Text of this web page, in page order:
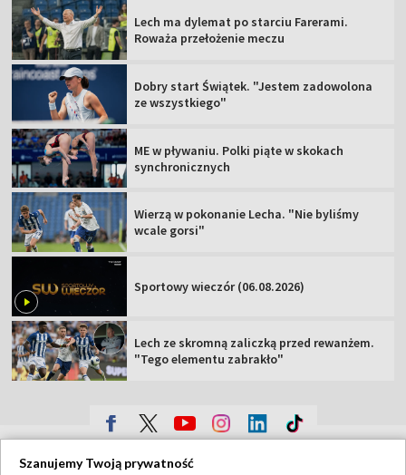
Lech ma dylemat po starciu Farerami.
Roważa przełożenie meczu
Dobry start Świątek. "Jestem zadowolona
ze wszystkiego"
ME w pływaniu. Polki piąte w skokach
synchronicznych
Wierzą w pokonanie Lecha. "Nie byliśmy
wcale gorsi"
Sportowy wieczór (06.08.2026)
Lech ze skromną zaliczką przed rewanżem.
"Tego elementu zabrakło"
Szanujemy Twoją prywatność